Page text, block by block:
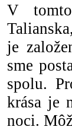
V
je
sme
spolu.
krása je
noci.